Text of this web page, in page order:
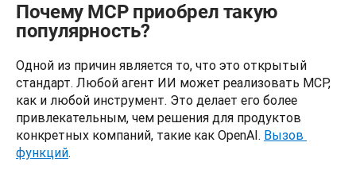
Почему MCP приобрел такую
популярность?
Одной из причин является то, что это открытый
стандарт. Любой агент ИИ может реализовать MCP,
как и любой инструмент. Это делает его более
привлекательным, чем решения для продуктов
конкретных компаний, такие как OpenAI. Вызов
функций.